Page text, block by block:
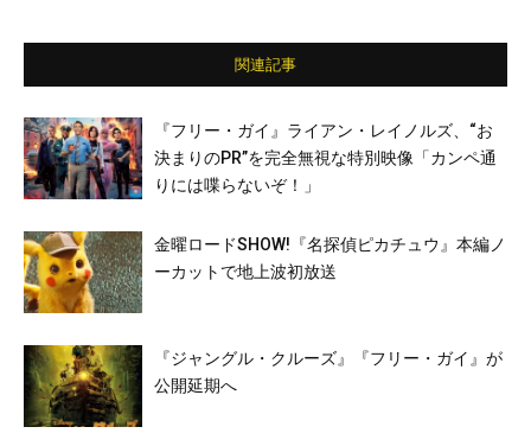
関連記事
『フリー・ガイ』ライアン・レイノルズ、“お
決まりのPR”を完全無視な特別映像「カンペ通
りには喋らないぞ！」
金曜ロードSHOW!『名探偵ピカチュウ』本編ノ
ーカットで地上波初放送
『ジャングル・クルーズ』『フリー・ガイ』が
公開延期へ